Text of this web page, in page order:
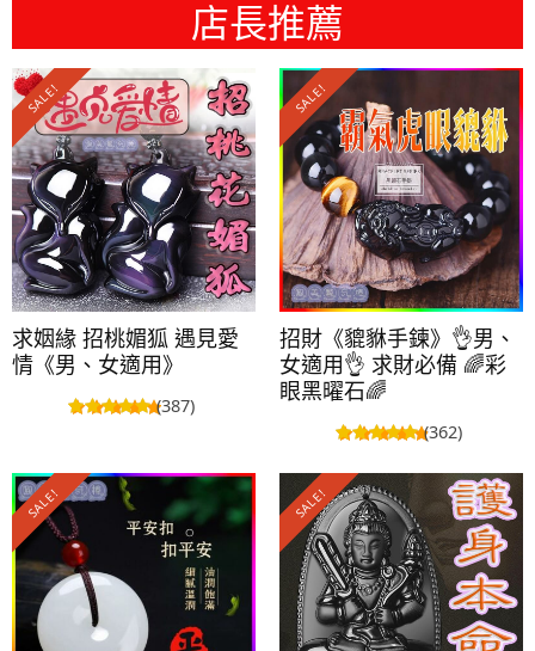
店長推薦
SALE!
求姻緣 招桃媚狐 遇見愛
情《男、女適用》
(387)
SALE!
招財《貔貅手鍊》👌男、
女適用👌 求財必備 🌈彩
眼黑曜石🌈
(362)
SALE! SALE!